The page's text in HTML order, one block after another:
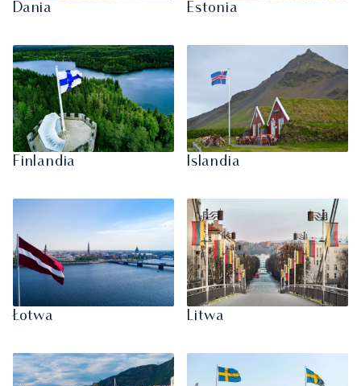
Dania Estonia
Finlandia Islandia
Łotwa Litwa